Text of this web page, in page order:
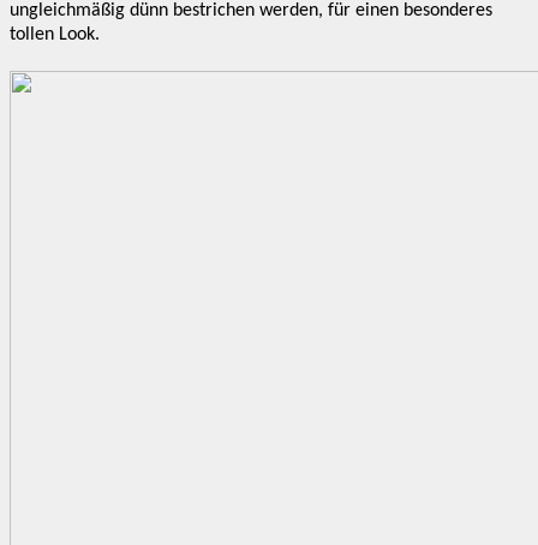
ungleichmäßig dünn bestrichen werden, für einen besonderes
tollen Look.